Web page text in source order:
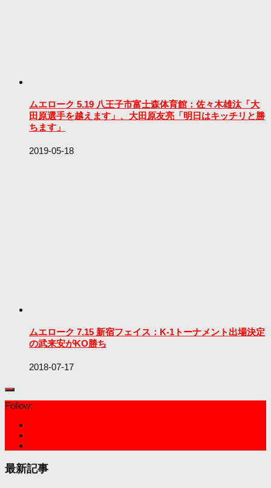
ムエローク 5.19 八王子市富士森体育館：佐々木雄汰「大
田原選手を越えます」、大田原友亮「明日はキッチリと勝
ちます」
2019-05-18
ムエローク 7.15 新宿フェイス：K-1トーナメント出場決定
の武来安がKO勝ち
2018-07-17
Follow:
最新記事